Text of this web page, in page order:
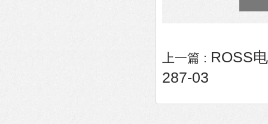
上一篇 : ROSS
287-03